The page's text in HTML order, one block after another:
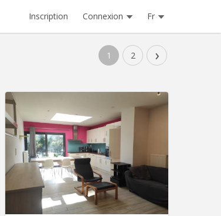
Inscription Connexion Fr
1 2 ›
KM 1811
Maison mitoyenne proche du centre
de Mons comprenant 4 chambres sur
trois étages à louer pour étudiants ou
jeunes travailleurs avec espace
commun comprenant une cuisine, un
salon et un wc au rez-de-chaussée,
une salle de bain au premier étage. A
l'extérieur, terrasse et jardin accessible.